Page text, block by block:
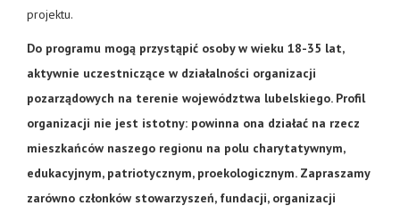
projektu.
Do programu mogą przystąpić osoby w wieku 18-35 lat,
aktywnie uczestniczące w działalności organizacji
pozarządowych na terenie województwa lubelskiego. Profil
organizacji nie jest istotny: powinna ona działać na rzecz
mieszkańców naszego regionu na polu charytatywnym,
edukacyjnym, patriotycznym, proekologicznym. Zapraszamy
zarówno członków stowarzyszeń, fundacji, organizacji